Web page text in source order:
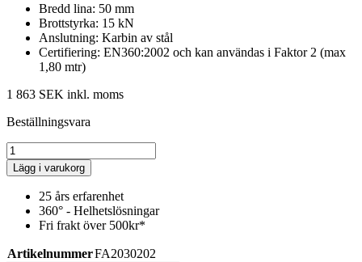
Bredd lina: 50 mm
Brottstyrka: 15 kN
Anslutning: Karbin av stål
Certifiering: EN360:2002 och kan användas i Faktor 2 (max
1,80 mtr)
1 863 SEK inkl. moms
Beställningsvara
Lägg i varukorg
25 års erfarenhet
360° - Helhetslösningar
Fri frakt över 500kr*
ArtikelnummerFA2030202